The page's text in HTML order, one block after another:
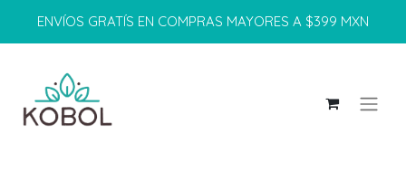
ENVÍOS GRATÍS EN COMPRAS MAYORES A $399 MXN